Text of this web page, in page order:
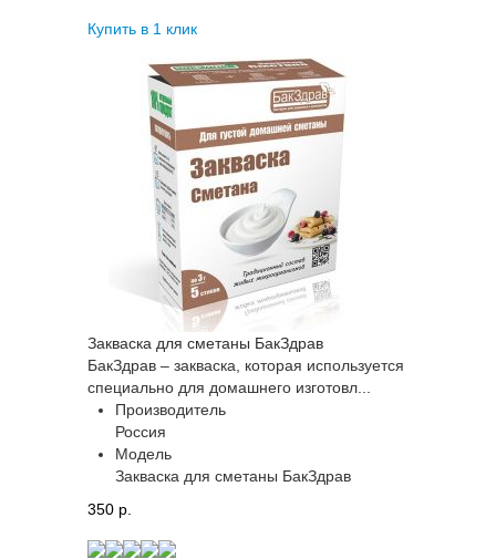
Купить в 1 клик
Закваска для сметаны БакЗдрав
БакЗдрав – закваска, которая используется
специально для домашнего изготовл...
Производитель
Россия
Модель
Закваска для сметаны БакЗдрав
350 p.